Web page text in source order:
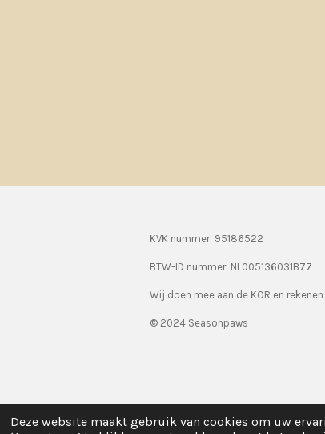
Deze website maakt gebruik van cookies om uw
KVK nummer: 95186522
BTW-ID nummer: NL005136031B77
Wij doen mee aan de KOR en
© 2024 Seasonpaws